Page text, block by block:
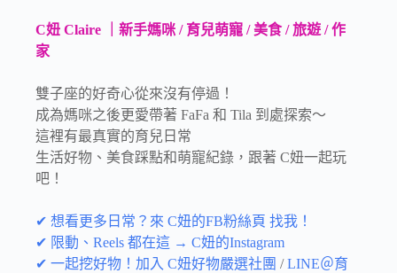
C妞 Claire ｜新手媽咪 / 育兒萌寵 / 美食 / 旅遊 / 作
家
雙子座的好奇心從來沒有停過！
成為媽咪之後更愛帶著 FaFa 和 Tila 到處探索～
這裡有最真實的育兒日常
生活好物、美食踩點和萌寵紀錄，跟著 C妞一起玩
吧！
✔ 想看更多日常？來 C妞的FB粉絲頁 找我！
✔ 限動、Reels 都在這 → C妞的Instagram
✔ 一起挖好物！加入 C妞好物嚴選社團 /LINE＠育